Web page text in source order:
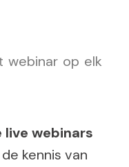
webinar op elk
live webinars
kennis van